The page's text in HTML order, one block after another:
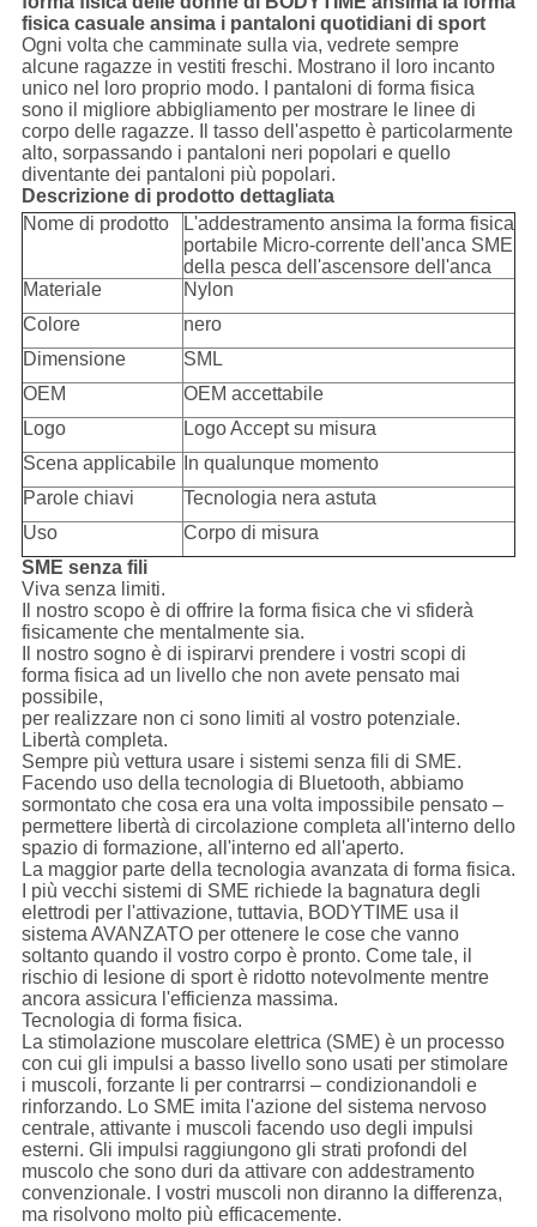
fisica casuale ansima i pantaloni quotidiani di sport
Ogni volta che camminate sulla via, vedrete sempre
alcune ragazze in vestiti freschi. Mostrano il loro incanto
unico nel loro proprio modo. I pantaloni di forma fisica
sono il migliore abbigliamento per mostrare le linee di
corpo delle ragazze. Il tasso dell'aspetto è particolarmente
alto, sorpassando i pantaloni neri popolari e quello
diventante dei pantaloni più popolari.
Descrizione di prodotto dettagliata
Nome di prodotto
L'addestramento ansima la forma fisica
portabile Micro-corrente dell'anca SME
della pesca dell'ascensore dell'anca
Materiale
Nylon
Colore
nero
Dimensione
SML
OEM
OEM accettabile
Logo
Logo Accept su misura
Scena applicabile
In qualunque momento
Parole chiavi
Tecnologia nera astuta
Uso
Corpo di misura
SME senza fili
Viva senza limiti.
Il nostro scopo è di offrire la forma fisica che vi sfiderà
fisicamente che mentalmente sia.
Il nostro sogno è di ispirarvi prendere i vostri scopi di
forma fisica ad un livello che non avete pensato mai
possibile,
per realizzare non ci sono limiti al vostro potenziale.
Libertà completa.
Sempre più vettura usare i sistemi senza fili di SME.
Facendo uso della tecnologia di Bluetooth, abbiamo
sormontato che cosa era una volta impossibile pensato –
permettere libertà di circolazione completa all'interno dello
spazio di formazione, all'interno ed all'aperto.
La maggior parte della tecnologia avanzata di forma fisica.
I più vecchi sistemi di SME richiede la bagnatura degli
elettrodi per l'attivazione, tuttavia, BODYTIME usa il
sistema AVANZATO per ottenere le cose che vanno
soltanto quando il vostro corpo è pronto. Come tale, il
rischio di lesione di sport è ridotto notevolmente mentre
ancora assicura l'efficienza massima.
Tecnologia di forma fisica.
La stimolazione muscolare elettrica (SME) è un processo
con cui gli impulsi a basso livello sono usati per stimolare
i muscoli, forzante li per contrarrsi – condizionandoli e
rinforzando. Lo SME imita l'azione del sistema nervoso
centrale, attivante i muscoli facendo uso degli impulsi
esterni. Gli impulsi raggiungono gli strati profondi del
muscolo che sono duri da attivare con addestramento
convenzionale. I vostri muscoli non diranno la differenza,
ma risolvono molto più efficacemente.